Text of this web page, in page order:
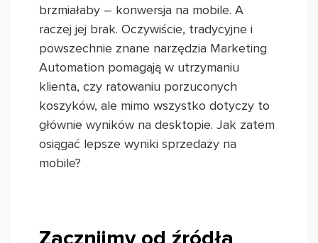
brzmiałaby – konwersja na mobile. A
raczej jej brak. Oczywiście, tradycyjne i
powszechnie znane narzędzia Marketing
Automation pomagają w utrzymaniu
klienta, czy ratowaniu porzuconych
koszyków, ale mimo wszystko dotyczy to
głównie wyników na desktopie. Jak zatem
osiągać lepsze wyniki sprzedaży na
mobile?